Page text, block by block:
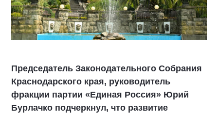
Председатель Законодательного Cобрания
Краснодарского края, руководитель
фракции партии «Единая Россия» Юрий
Бурлачко подчеркнул, что развитие